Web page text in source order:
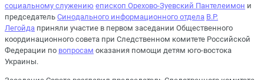
социальному служению епископ Орехово-Зуевский Пантелеимон и
председатель Синодального информационного отдела В.Р.
Легойда приняли участие в первом заседании Общественного
координационного совета при Следственном комитете Российской
Федерации по вопросам оказания помощи детям юго-востока
Украины.